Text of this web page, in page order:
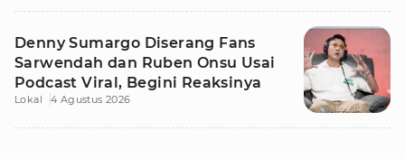
Denny Sumargo Diserang Fans
Sarwendah dan Ruben Onsu Usai
Podcast Viral, Begini Reaksinya
Lokal 4 Agustus 2026